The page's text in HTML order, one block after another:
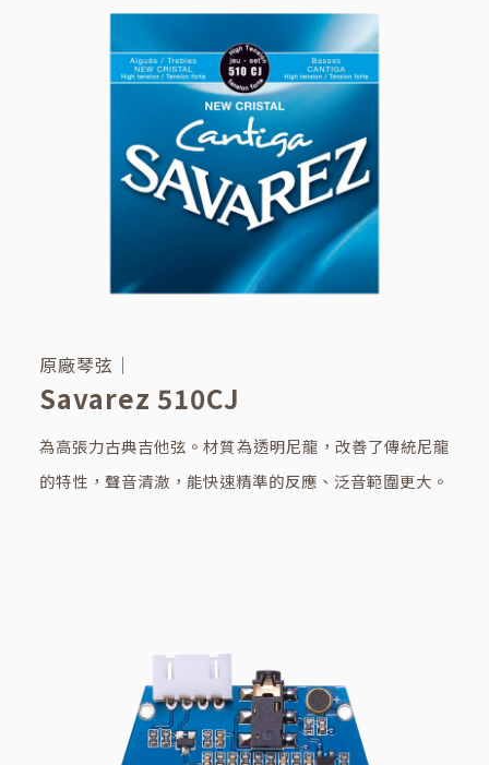
原廠琴弦｜
Savarez 510CJ
為高張力古典吉他弦。材質為透明尼龍，改善了傳統尼龍
的特性，聲音清澈，能快速精準的反應、泛音範圍更大。